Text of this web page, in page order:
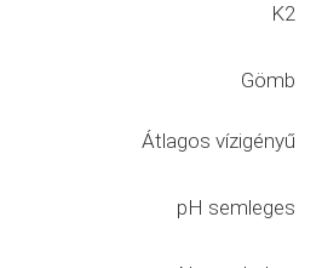
K2
Gömb
Átlagos vízigényű
pH semleges